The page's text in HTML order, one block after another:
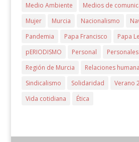
Medio Ambiente
Medios de
Mujer
Murcia Nacionalismo
Pandemia
Papa Francisco
Papa
pERIODISMO
Personal Personales
Región de Murcia
Relaciones
Sindicalismo
Solidaridad
Verano
Vida cotidiana
Ética